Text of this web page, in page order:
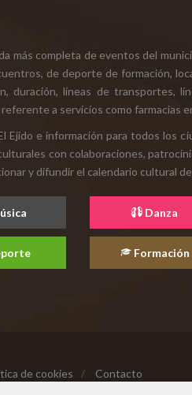
más completa de eventos del
de deporte de formación,
duración, líneas de transportes,
a servicios como farmacias
Ejido e información para todos los
con colaboraciones,
y difundir el calendario cultural
Danza
Formación
de cookies / Contacto